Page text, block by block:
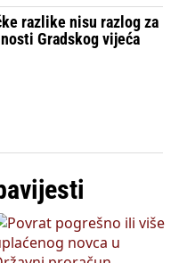
razlike nisu razlog za
Gradskog vijeća